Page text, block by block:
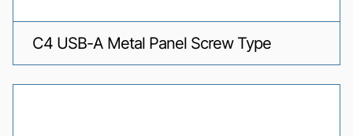
C4 USB-A Metal Panel Screw Type